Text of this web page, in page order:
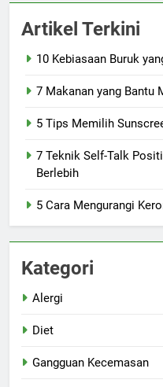
Artikel Terkini
10 Kebiasaan Buruk
7 Makanan yang Bantu
5 Tips Memilih
7 Teknik Self-Talk
Berlebih
5 Cara Mengurangi
Kategori
Alergi
Diet
Gangguan Kecemasan